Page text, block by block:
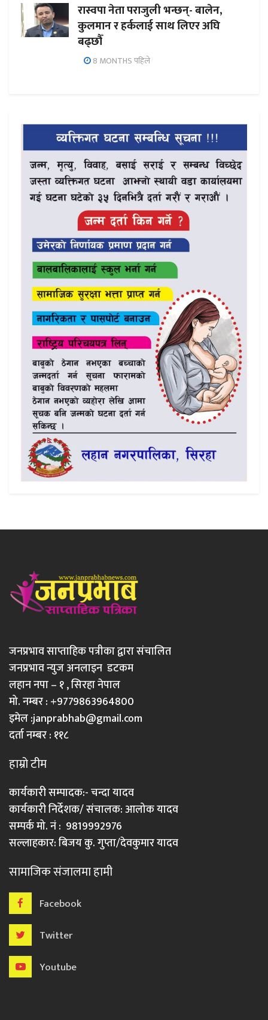
रास्वपा नेता पराजुली भन्छन्- बालेन,
कुलमान र हर्कलाई साथ लिएर अघि
बढ्छौँ
8 MONTHS पहिले
जनप्रभाव साप्ताहिक पत्रीका द्वारा संचालित
जनप्रभाव न्युज अनलाइन डटकम
लहान नपा – १ , सिरहा नेपाल
मो. नम्बर : +9779863964800
इमेल :janprabhab@gmail.com
दर्ता नम्बर : ११८
हाम्रो टीम
कार्यकारी सम्पादक:- चन्दा यादव
कार्यकारी निर्देशक/ संचालक: आलोक यादव
सम्पर्क मो. नं : 9819992976
सल्लाहकार: बिजय कु. गुप्ता/देवकुमार यादव
सामाजिक संजालमा हामी
Facebook
Twitter
Youtube